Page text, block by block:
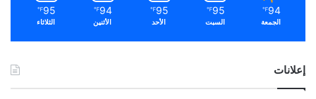
94
℉
الجمعة
95
℉
السبت
95
℉
الأحد
94
℉
الأثنين
95
℉
الثلاثاء
إعلانات